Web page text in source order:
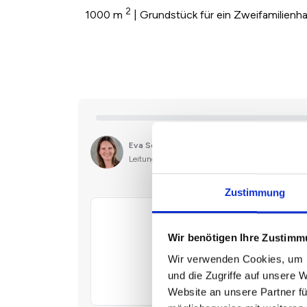
Zustimmung
Wir benötigen Ihre
Wir verwenden Cookies,
und die Zugriffe auf unsere
Website an unsere Partner
1000 m 2 | Grundstück für ein